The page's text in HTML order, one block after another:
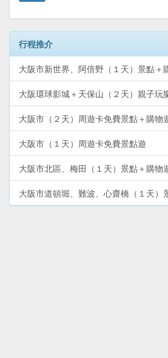
行程推介
大阪市新世界、阿倍野（１天）景點＋
大阪環球影城＋天保山（２天）親子玩
大阪市（２天）周遊卡免費景點＋購物
大阪市（１天）周遊卡免費景點遊
大阪市北區、梅田（１天）景點＋購物
大阪市道頓堀、難波、心齋橋（１天）